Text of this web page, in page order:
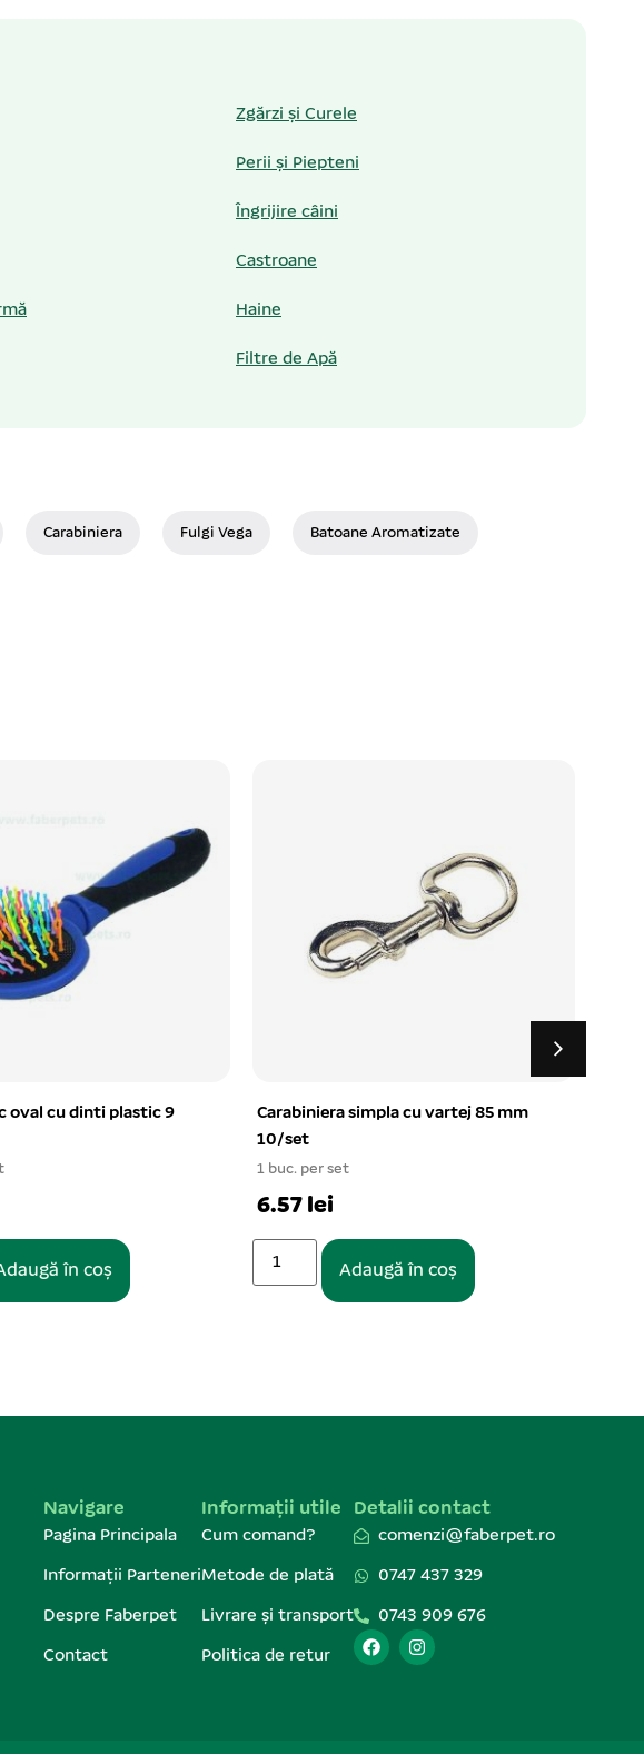
Zgărzi și Curele
Perii și Piepteni
Îngrijire câini
Castroane
Haine
Filtre de Apă
Carabiniera Fulgi Vega Batoane Aromatizate
oval cu dinti plastic 9
în coș
Carabiniera simpla cu vartej 85 mm
10/set
1 buc. per set
6.57 lei
Adaugă în coș
Navigare
Pagina Principala
Informații Parteneri
Despre Faberpet
Contact
Informații utile
Cum comand?
Metode de plată
Livrare și transport
Politica de retur
Detalii contact
comenzi@faberpet.ro
0747 437 329
0743 909 676